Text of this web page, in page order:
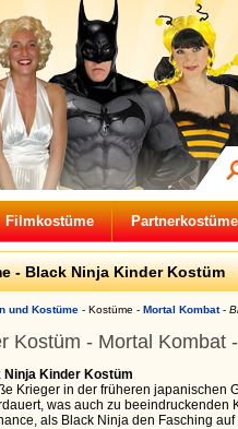
Filmkostüme Partnerkostüme
- Black Ninja Kinder Kostüm
und Kostüme - Kostüme - Mortal Kombat-
Kostüm - Mortal Kombat
Kinder Kostüm
Krieger in der früheren japanischen
was auch zu beeindruckenden
als Black Ninja den Fasching